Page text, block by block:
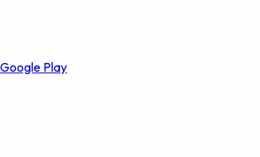
Google Play